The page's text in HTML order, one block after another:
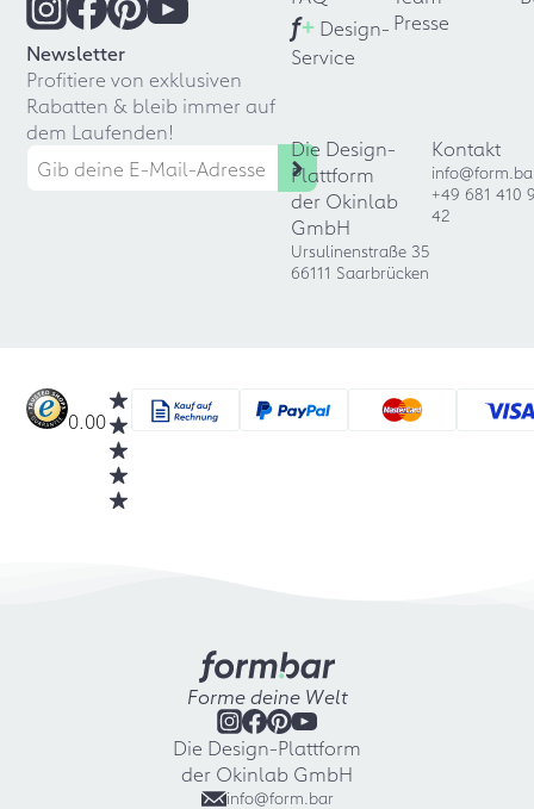
Newsletter
Profitiere von exklusiven
Rabatten & bleib immer auf
dem Laufenden!
f+ Design-
Service
Presse
Die Design-
Plattform
der Okinlab
GmbH
Ursulinenstraße 35
66111 Saarbrücken
Kontakt
+49 681 410
42
0.00
Forme deine Welt
Die Design-Plattform
der Okinlab GmbH
info@form.bar